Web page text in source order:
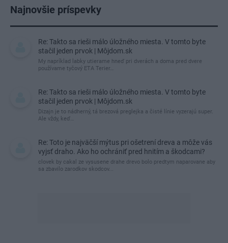
Najnovšie príspevky
Re: Takto sa rieši málo úložného miesta. V tomto byte
stačil jeden prvok | Môjdom.sk
My napríklad labky utierame hneď pri dverách a doma pred dvere
používame tyčový ETA Terier…
Re: Takto sa rieši málo úložného miesta. V tomto byte
stačil jeden prvok | Môjdom.sk
Dizajn je to nádherný, tá brezová preglejka a čisté línie vyzerajú super.
Ale vždy, keď…
Re: Toto je najväčší mýtus pri ošetrení dreva a môže vás
vyjsť draho. Ako ho ochrániť pred hnitím a škodcami?
clovek by cakal ze vysusene drahe drevo bolo predtym naparovane aby
sa zbavilo zarodkov skodcov...